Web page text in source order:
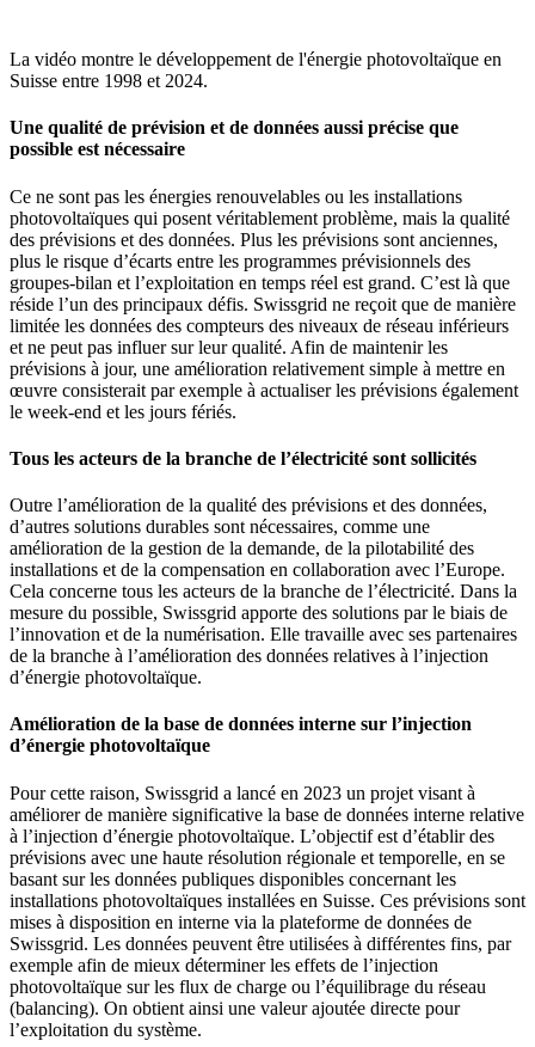
La vidéo montre le développement de l'énergie photovoltaïque en
Suisse entre 1998 et 2024.
Une qualité de prévision et de données aussi précise que
possible est nécessaire
Ce ne sont pas les énergies renouvelables ou les installations
photovoltaïques qui posent véritablement problème, mais la qualité
des prévisions et des données. Plus les prévisions sont anciennes,
plus le risque d’écarts entre les programmes prévisionnels des
groupes-bilan et l’exploitation en temps réel est grand. C’est là que
réside l’un des principaux défis. Swissgrid ne reçoit que de manière
limitée les données des compteurs des niveaux de réseau inférieurs
et ne peut pas influer sur leur qualité. Afin de maintenir les
prévisions à jour, une amélioration relativement simple à mettre en
œuvre consisterait par exemple à actualiser les prévisions également
le week-end et les jours fériés.
Tous les acteurs de la branche de l’électricité sont sollicités
Outre l’amélioration de la qualité des prévisions et des données,
d’autres solutions durables sont nécessaires, comme une
amélioration de la gestion de la demande, de la pilotabilité des
installations et de la compensation en collaboration avec l’Europe.
Cela concerne tous les acteurs de la branche de l’électricité. Dans la
mesure du possible, Swissgrid apporte des solutions par le biais de
l’innovation et de la numérisation. Elle travaille avec ses partenaires
de la branche à l’amélioration des données relatives à l’injection
d’énergie photovoltaïque.
Amélioration de la base de données interne sur l’injection
d’énergie photovoltaïque
Pour cette raison, Swissgrid a lancé en 2023 un projet visant à
améliorer de manière significative la base de données interne relative
à l’injection d’énergie photovoltaïque. L’objectif est d’établir des
prévisions avec une haute résolution régionale et temporelle, en se
basant sur les données publiques disponibles concernant les
installations photovoltaïques installées en Suisse. Ces prévisions sont
mises à disposition en interne via la plateforme de données de
Swissgrid. Les données peuvent être utilisées à différentes fins, par
exemple afin de mieux déterminer les effets de l’injection
photovoltaïque sur les flux de charge ou l’équilibrage du réseau
(balancing). On obtient ainsi une valeur ajoutée directe pour
l’exploitation du système.